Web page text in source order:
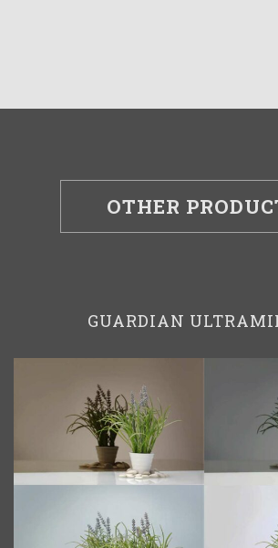
OTHER
GUARDIAN